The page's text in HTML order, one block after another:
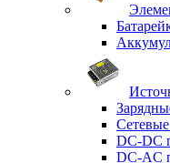
DC-DC
DC-AC